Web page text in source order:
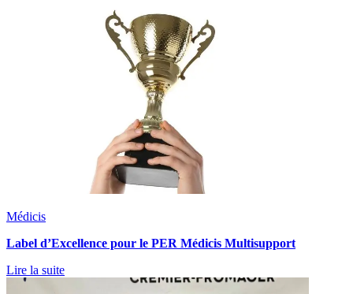
Médicis
Label d’Excellence pour le PER Médicis Multisupport
Lire la suite